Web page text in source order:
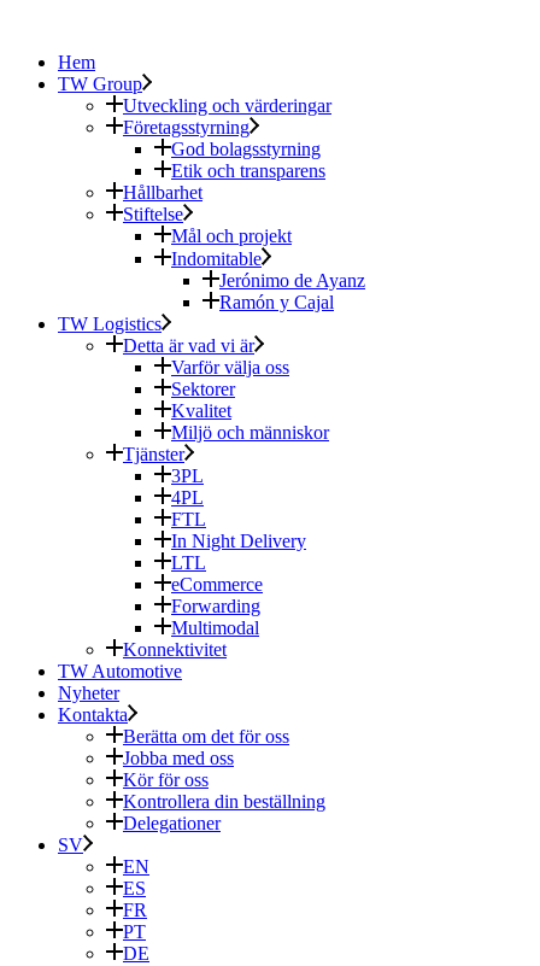
Hem
TW Group
Utveckling och värderingar
Företagsstyrning
God bolagsstyrning
Etik och transparens
Hållbarhet
Stiftelse
Mål och projekt
Indomitable
Jerónimo de Ayanz
Ramón y Cajal
TW Logistics
Detta är vad vi är
Varför välja oss
Sektorer
Kvalitet
Miljö och människor
Tjänster
3PL
4PL
FTL
In Night Delivery
LTL
eCommerce
Forwarding
Multimodal
Konnektivitet
TW Automotive
Nyheter
Kontakta
Berätta om det för oss
Jobba med oss
Kör för oss
Kontrollera din beställning
Delegationer
SV
EN
ES
FR
PT
DE